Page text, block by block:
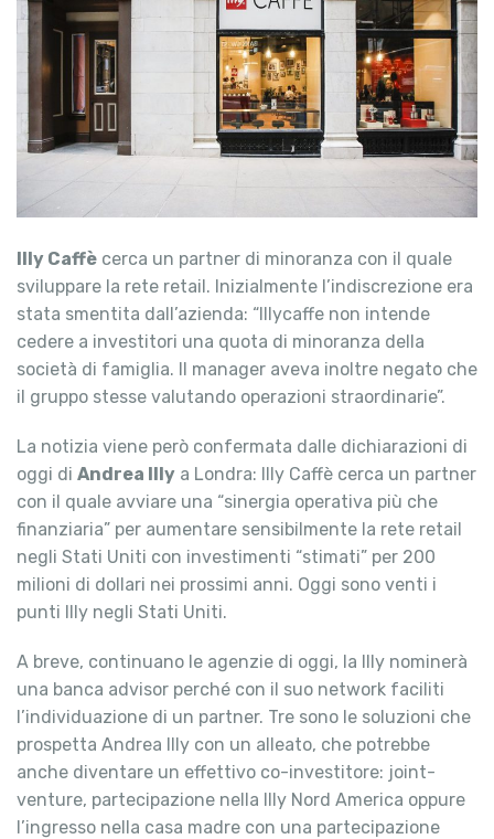
Illy Caffè cerca un partner di minoranza con il quale
sviluppare la rete retail. Inizialmente l’indiscrezione era
stata smentita dall’azienda: “Illycaffe non intende
cedere a investitori una quota di minoranza della
società di famiglia. Il manager aveva inoltre negato che
il gruppo stesse valutando operazioni straordinarie”.
La notizia viene però confermata dalle dichiarazioni di
oggi di Andrea Illy a Londra: Illy Caffè cerca un partner
con il quale avviare una “sinergia operativa più che
finanziaria” per aumentare sensibilmente la rete retail
negli Stati Uniti con investimenti “stimati” per 200
milioni di dollari nei prossimi anni. Oggi sono venti i
punti Illy negli Stati Uniti.
A breve, continuano le agenzie di oggi, la Illy nominerà
una banca advisor perché con il suo network faciliti
l’individuazione di un partner. Tre sono le soluzioni che
prospetta Andrea Illy con un alleato, che potrebbe
anche diventare un effettivo co-investitore: joint-
venture, partecipazione nella Illy Nord America oppure
l’ingresso nella casa madre con una partecipazione